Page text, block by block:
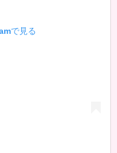
で見る